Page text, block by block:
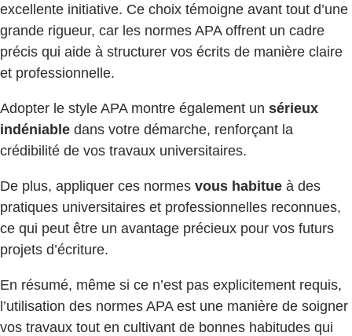
excellente initiative. Ce choix témoigne avant tout d’une
grande rigueur, car les normes APA offrent un cadre
précis qui aide à structurer vos écrits de manière claire
et professionnelle.
Adopter le style APA montre également un sérieux
indéniable dans votre démarche, renforçant la
crédibilité de vos travaux universitaires.
De plus, appliquer ces normes vous habitue à des
pratiques universitaires et professionnelles reconnues,
ce qui peut être un avantage précieux pour vos futurs
projets d’écriture.
En résumé, même si ce n’est pas explicitement requis,
l’utilisation des normes APA est une manière de soigner
vos travaux tout en cultivant de bonnes habitudes qui